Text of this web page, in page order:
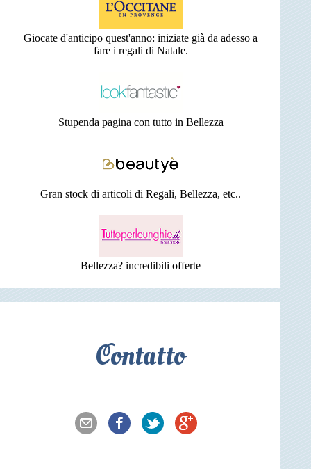
Giocate d'anticipo quest'anno: iniziate già da adesso a
fare i regali di Natale.
Stupenda pagina con tutto in Bellezza
Gran stock di articoli di Regali, Bellezza, etc..
Bellezza? incredibili offerte
Contatto